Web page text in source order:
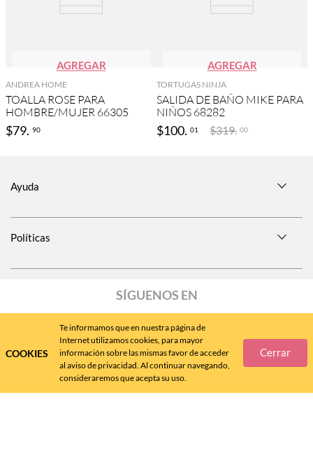
COOKIES
Te informamos que en nuestra página de
Internet utilizamos cookies, para mayor
información sobre las mismas favor de acceder
al aviso de privacidad. Al continuar navegando,
consideraremos que acepta su uso.
Cerrar
AGREGAR
ANDREA HOME
TOALLA ROSE PARA
HOMBRE/MUJER 66305
$79. 90
AGREGAR
TORTUGAS NINJA
SALIDA DE BAÑO MIKE PARA
NIÑOS 68282
$100. 01 $319. 00
Ayuda
Políticas
SÍGUENOS EN
CallCenter477 788 4600